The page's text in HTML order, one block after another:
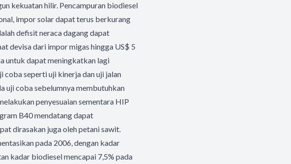
kekuatan hilir. Pencampuran biodiesel
impor solar dapat terus berkurang
defisit neraca dagang dapat
devisa dari impor migas hingga US$ 5
untuk dapat meningkatkan lagi
coba seperti uji kinerja dan uji jalan
uji coba sebelumnya membutuhkan
penyesuaian sementara HIP
B40 mendatang dapat
dirasakan juga oleh petani sawit.
pada 2006, dengan kadar
kadar biodiesel mencapai 7,5% pada